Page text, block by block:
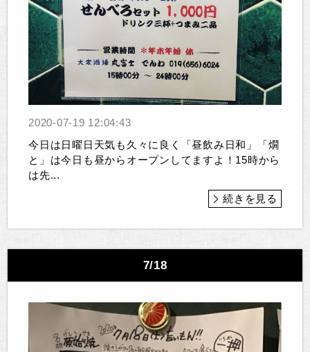
2020-07-19 12:04:43
今日は日曜日天気も久々に良く「昼飲み日和」「燗
と」は今日も昼からオープンしてますよ！15時から
は先...
続きを見る
7/18